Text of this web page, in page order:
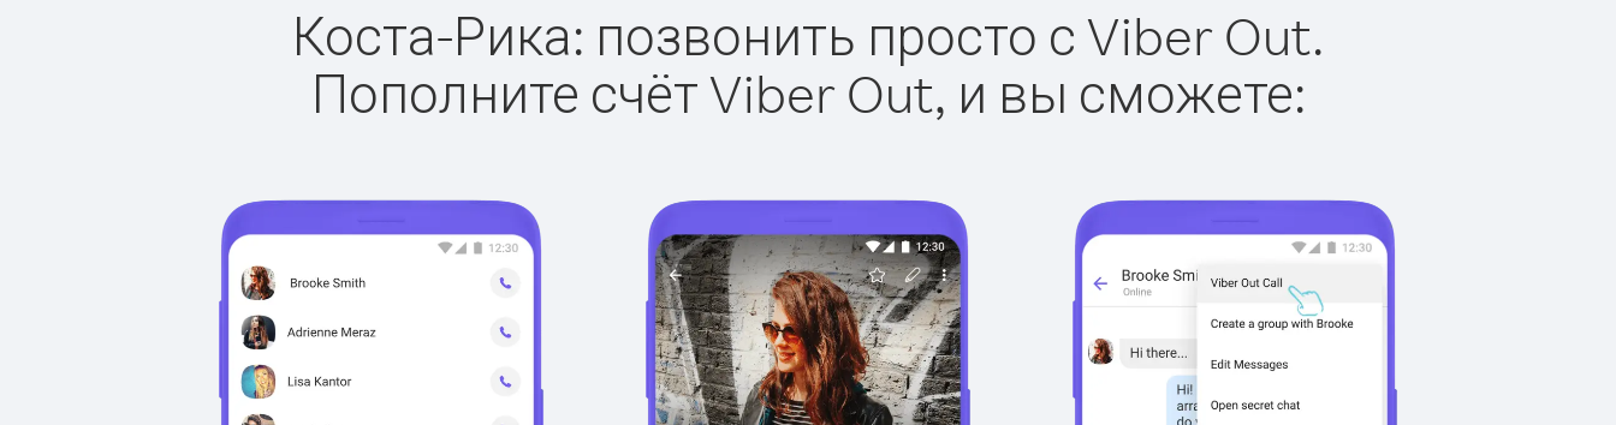
Коста-Рика: позвонить просто с Viber Out.
Пополните счёт Viber Out, и вы сможете: